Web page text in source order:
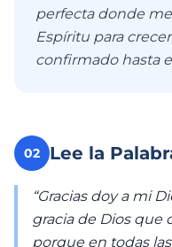
perfecta donde
Espíritu para
confirmado hasta
02 Lee la
“Gracias doy a mi
gracia de Dios que
porque en todas